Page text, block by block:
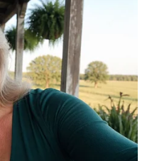
kroz stabilizaciju i
prihoda, rešavanje
dogovor koji vam
već o trajnom
i donose odluke koje
novac prestaje da